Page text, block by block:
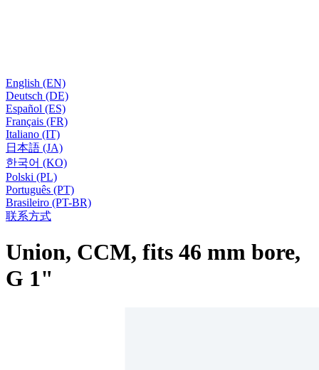
English (EN)
Deutsch (DE)
Español (ES)
Français (FR)
Italiano (IT)
日本語 (JA)
한국어 (KO)
Polski (PL)
Português (PT)
Brasileiro (PT-BR)
联系方式
Union, CCM, fits 46 mm bore,
G 1"